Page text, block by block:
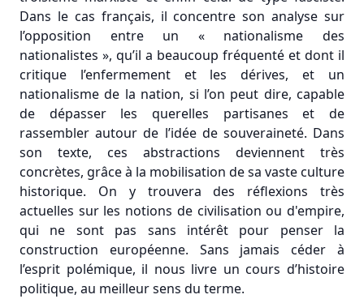
Dans le cas français, il concentre son analyse sur
l’opposition entre un « nationalisme des
nationalistes », qu’il a beaucoup fréquenté et dont il
critique l’enfermement et les dérives, et un
nationalisme de la nation, si l’on peut dire, capable
de dépasser les querelles partisanes et de
rassembler autour de l’idée de souveraineté. Dans
son texte, ces abstractions deviennent très
concrètes, grâce à la mobilisation de sa vaste culture
historique. On y trouvera des réflexions très
actuelles sur les notions de civilisation ou d'empire,
qui ne sont pas sans intérêt pour penser la
construction européenne. Sans jamais céder à
l’esprit polémique, il nous livre un cours d’histoire
politique, au meilleur sens du terme.